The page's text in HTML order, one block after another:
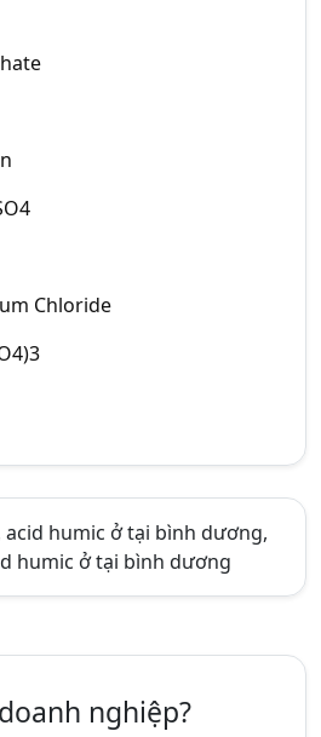
Chloride
acid humic ở tại bình dương,
humic ở tại bình dương
nghiệp?